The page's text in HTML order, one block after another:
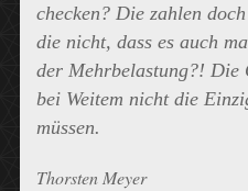
checken? Die zahlen
die nicht, dass es auch
der Mehrbelastung?! Die
bei Weitem nicht die
müssen.
Thorsten Meyer